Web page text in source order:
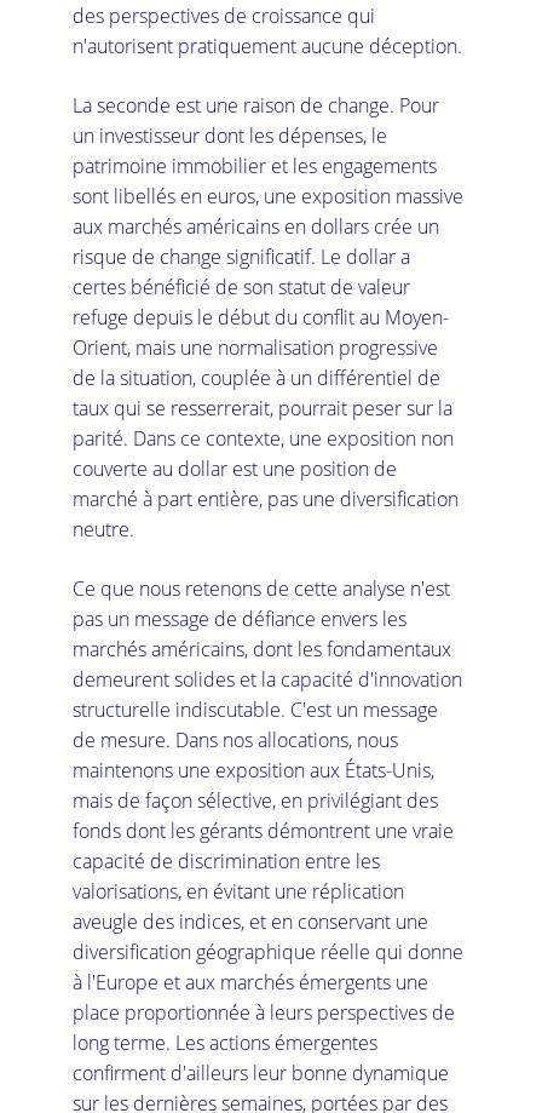
des perspectives de croissance qui
n'autorisent pratiquement aucune déception.
La seconde est une raison de change. Pour
un investisseur dont les dépenses, le
patrimoine immobilier et les engagements
sont libellés en euros, une exposition massive
aux marchés américains en dollars crée un
risque de change significatif. Le dollar a
certes bénéficié de son statut de valeur
refuge depuis le début du conflit au Moyen-
Orient, mais une normalisation progressive
de la situation, couplée à un différentiel de
taux qui se resserrerait, pourrait peser sur la
parité. Dans ce contexte, une exposition non
couverte au dollar est une position de
marché à part entière, pas une diversification
neutre.
Ce que nous retenons de cette analyse n'est
pas un message de défiance envers les
marchés américains, dont les fondamentaux
demeurent solides et la capacité d'innovation
structurelle indiscutable. C'est un message
de mesure. Dans nos allocations, nous
maintenons une exposition aux États-Unis,
mais de façon sélective, en privilégiant des
fonds dont les gérants démontrent une vraie
capacité de discrimination entre les
valorisations, en évitant une réplication
aveugle des indices, et en conservant une
diversification géographique réelle qui donne
à l'Europe et aux marchés émergents une
place proportionnée à leurs perspectives de
long terme. Les actions émergentes
confirment d'ailleurs leur bonne dynamique
sur les dernières semaines, portées par des